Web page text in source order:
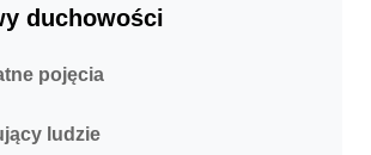
duchowości
pojęcia
ludzie